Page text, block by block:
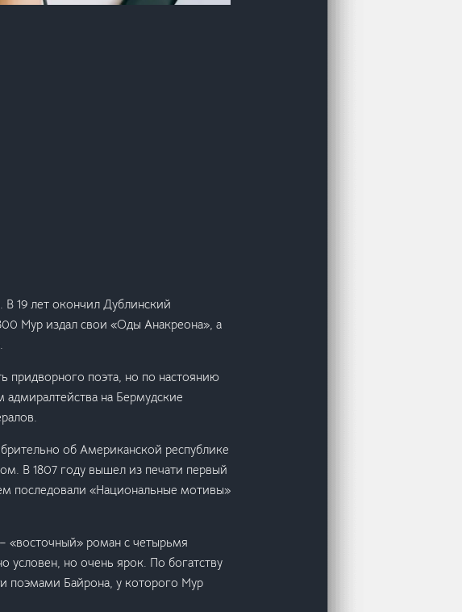
В 19 лет окончил Дублинский
Мур издал свои «Оды Анакреона», а
придворного поэта, но по настоянию
адмиралтейства на Бермудские
об Американской республике
В 1807 году вышел из печати первый
последовали «Национальные мотивы»
«восточный» роман с четырьмя
условен, но очень ярок. По богатству
поэмами Байрона, у которого Мур